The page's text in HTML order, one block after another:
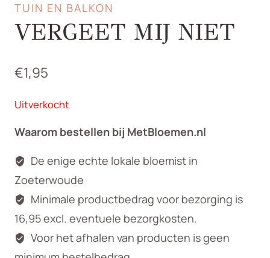
TUIN EN BALKON
VERGEET MIJ NIET
€1,95
Uitverkocht
Waarom bestellen bij MetBloemen.nl
De enige echte lokale bloemist in
Zoeterwoude
Minimale productbedrag voor bezorging is
16,95 excl. eventuele bezorgkosten.
Voor het afhalen van producten is geen